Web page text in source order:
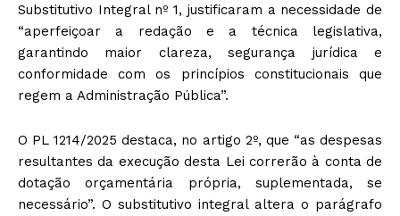
Substitutivo Integral nº 1, justificaram a necessidade de
“aperfeiçoar a redação e a técnica legislativa,
garantindo maior clareza, segurança jurídica e
conformidade com os princípios constitucionais que
regem a Administração Pública”.
O PL 1214/2025 destaca, no artigo 2º, que “as despesas
resultantes da execução desta Lei correrão à conta de
dotação orçamentária própria, suplementada, se
necessário”. O substitutivo integral altera o parágrafo